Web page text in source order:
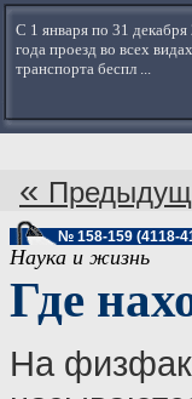
С 1 января по 31 декабря
года проезд во всех видах
транспорта беспл ...
«
№ 158-159 (4118-
Наука и жизнь
Где
На